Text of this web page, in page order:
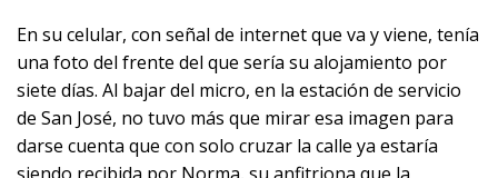
En su celular, con señal de internet que va y viene, tenía
una foto del frente del que sería su alojamiento por
siete días. Al bajar del micro, en la estación de servicio
de San José, no tuvo más que mirar esa imagen para
darse cuenta que con solo cruzar la calle ya estaría